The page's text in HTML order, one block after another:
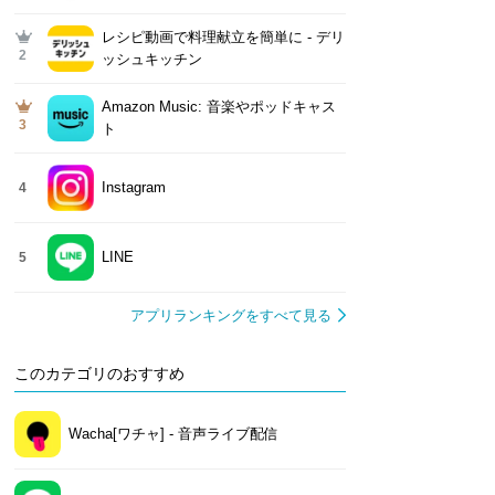
2
レシピ動画で料理献立を簡単‪に - デリ
ッシュキッチン
3
Amazon Music: 音楽やポッドキャス
ト
4 Instagram
5 LINE
アプリランキングをすべて見る
このカテゴリのおすすめ
Wacha[ワチャ] - 音声ライブ配信